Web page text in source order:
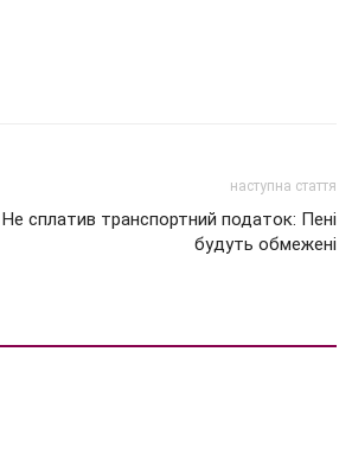
наступна стаття
Не сплатив транспортний податок: Пені
будуть обмежені